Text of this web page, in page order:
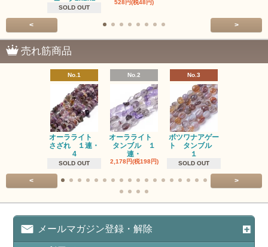
SOLD OUT
528円(税48円)
< >
売れ筋商品
No.1
オーラライト
さざれ １連・
4
SOLD OUT
No.2
オーラライト
タンブル １
連・
2,178円(税198円)
No.3
ボツワナアゲー
ト タンブル
１
SOLD OUT
< >
メールマガジン登録・解除